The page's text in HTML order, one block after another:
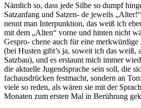
Nämlich so, dass jede Silbe so dumpf
Satzanfang und Satzen- de jeweils
nennt man Interpunktion, das weiß ich
mit dem „Alten“ vorne und hinten nicht
Gespro- chene auch für eine
(bei Husten gibt’s ja, soweit ich das weiß,
Satzbau), und es erstaunt mich immer
die aktuelle Jugendsprache sein soll, die
fachausdrücken festmacht, sondern an
viele so reden, als wären sie mit der
Monaten zum ersten Mal in Berührung